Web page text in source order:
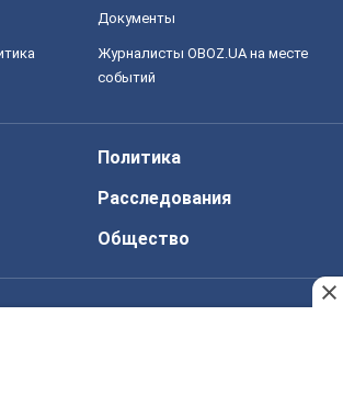
Документы
Журналисты OBOZ.UA на месте
событий
Политика
Расследования
Общество